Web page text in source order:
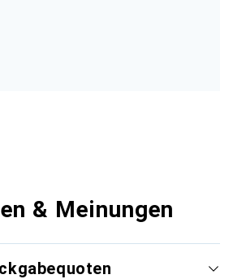
& Meinungen